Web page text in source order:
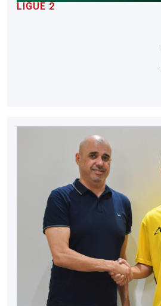
LIGUE 2